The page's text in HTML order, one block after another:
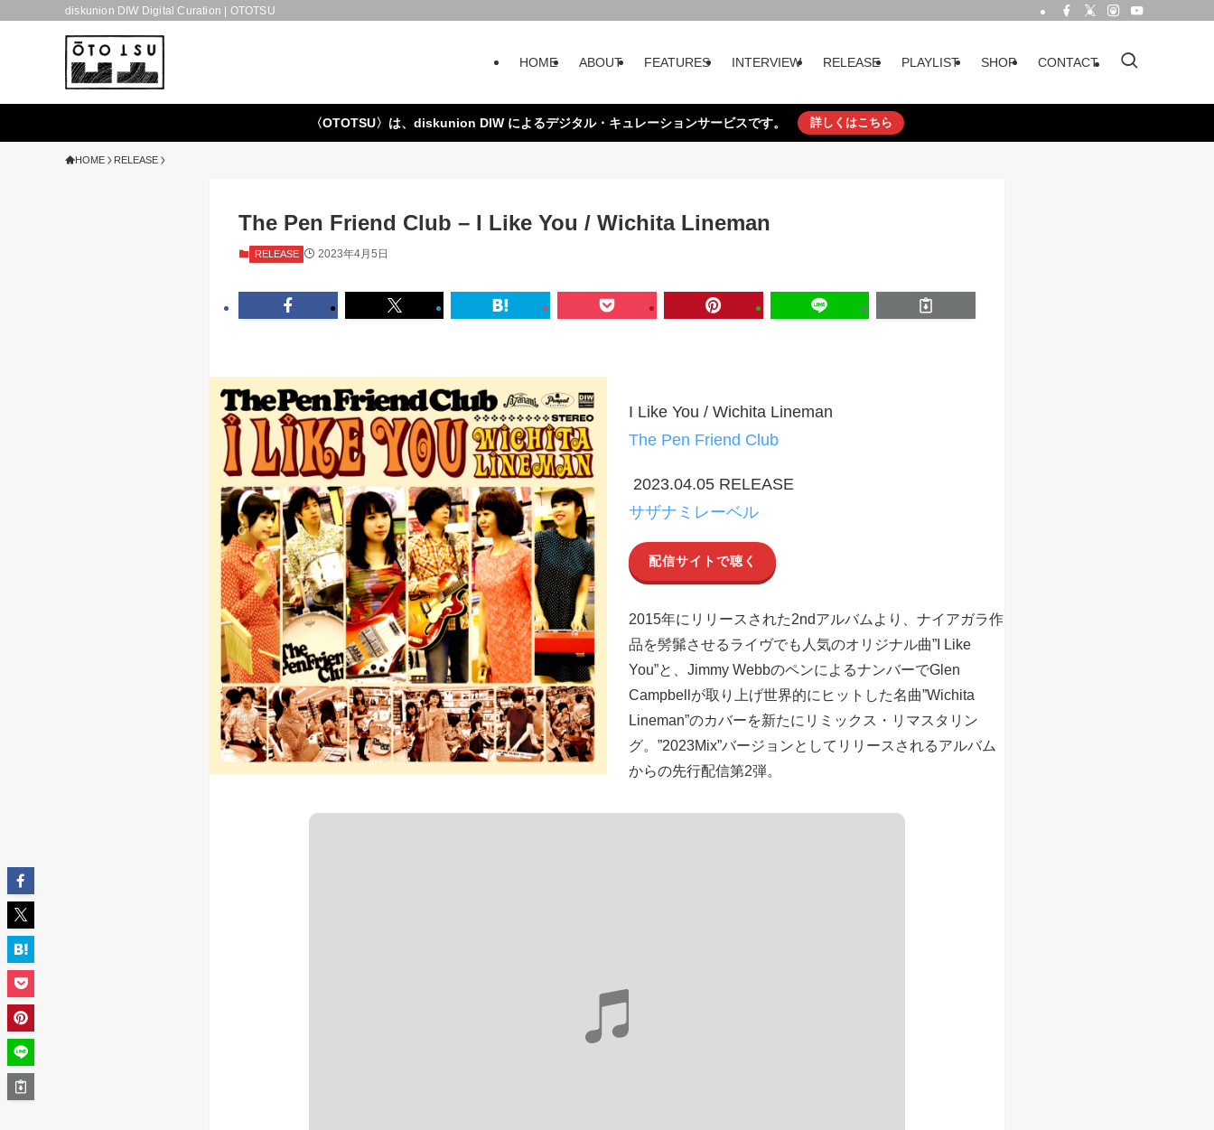
diskunion DIW Digital Curation | OTOTSU
HOME ABOUT FEATURES INTERVIEW RELEASE PLAYLIST SHOP CONTACT
〈OTOTSU〉は、diskunion DIW によるデジタル・キュレーションサービスです。 詳しくはこちら
HOME RELEASE
The Pen Friend Club – I Like You / Wichita Lineman
RELEASE 2023年4月5日
I Like You / Wichita Lineman
The Pen Friend Club
2023.04.05 RELEASE
サザナミレーベル
配信サイトで聴く
2015年にリリースされた2ndアルバムより、ナイアガラ作
品を髣髴させるライヴでも人気のオリジナル曲”I Like
You”と、Jimmy WebbのペンによるナンバーでGlen
Campbellが取り上げ世界的にヒットした名曲”Wichita
Lineman”のカバーを新たにリミックス・リマスタリン
グ。”2023Mix”バージョンとしてリリースされるアルバム
からの先行配信第2弾。